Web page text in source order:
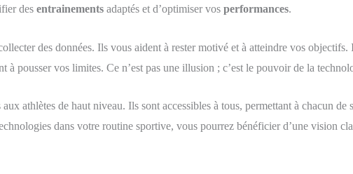
des entrainementsadaptés et d’optimiser vos performances.
des données. Ils vous aident à rester motivé et à atteindre vos
pousser vos limites. Ce n’est pas une illusion ; c’est le pouvoir de la
athlètes de haut niveau. Ils sont accessibles à tous, permettant à chacun de
dans votre routine sportive, vous pourrez bénéficier d’une vision